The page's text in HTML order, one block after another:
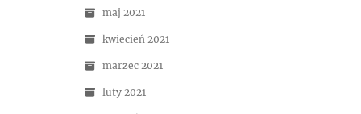
maj 2021
kwiecień 2021
marzec 2021
luty 2021